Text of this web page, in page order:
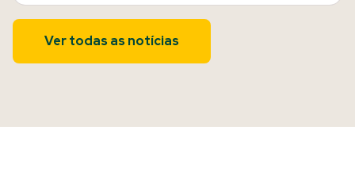
Ver todas as notícias